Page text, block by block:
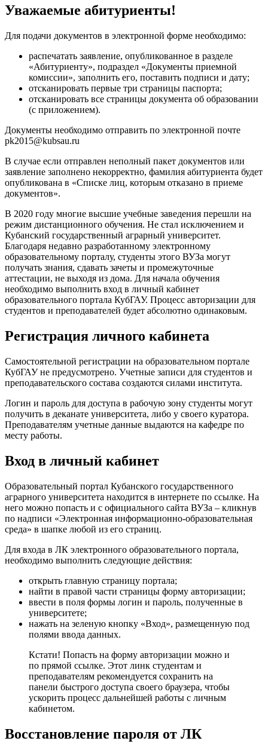
Уважаемые абитуриенты!
Для подачи документов в электронной форме необходимо:
распечатать заявление, опубликованное в разделе
«Абитуриенту», подраздел «Документы приемной
комиссии», заполнить его, поставить подписи и дату;
отсканировать первые три страницы паспорта;
отсканировать все страницы документа об образовании
(с приложением).
Документы необходимо отправить по электронной почте
pk2015@kubsau.ru
В случае если отправлен неполный пакет документов или
заявление заполнено некорректно, фамилия абитуриента будет
опубликована в «Списке лиц, которым отказано в приеме
документов».
В 2020 году многие высшие учебные заведения перешли на
режим дистанционного обучения. Не стал исключением и
Кубанский государственный аграрный университет.
Благодаря недавно разработанному электронному
образовательному порталу, студенты этого ВУЗа могут
получать знания, сдавать зачеты и промежуточные
аттестации, не выходя из дома. Для начала обучения
необходимо выполнить вход в личный кабинет
образовательного портала КубГАУ. Процесс авторизации для
студентов и преподавателей будет абсолютно одинаковым.
Регистрация личного кабинета
Самостоятельной регистрации на образовательном портале
КубГАУ не предусмотрено. Учетные записи для студентов и
преподавательского состава создаются силами института.
Логин и пароль для доступа в рабочую зону студенты могут
получить в деканате университета, либо у своего куратора.
Преподавателям учетные данные выдаются на кафедре по
месту работы.
Вход в личный кабинет
Образовательный портал Кубанского государственного
аграрного университета находится в интернете по ссылке. На
него можно попасть и с официального сайта ВУЗа – кликнув
по надписи «Электронная информационно-образовательная
среда» в шапке любой из его страниц.
Для входа в ЛК электронного образовательного портала,
необходимо выполнить следующие действия:
открыть главную страницу портала;
найти в правой части страницы форму авторизации;
ввести в поля формы логин и пароль, полученные в
университете;
нажать на зеленую кнопку «Вход», размещенную под
полями ввода данных.
Кстати! Попасть на форму авторизации можно и
по прямой ссылке. Этот линк студентам и
преподавателям рекомендуется сохранить на
панели быстрого доступа своего браузера, чтобы
ускорить процесс дальнейшей работы с личным
кабинетом.
Восстановление пароля от ЛК